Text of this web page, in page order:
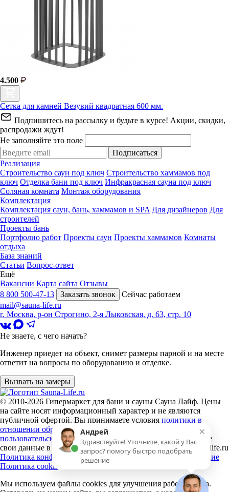
4.500
Сетка для камней Везувий квадратная 600 мм.
Подпишитесь на рассылку и будьте в курсе! Акции, скидки,
распродажи ждут!
Не заполняйте это поле
Подписаться
Реализация
Строительство саун под ключ Строительство хаммамов под
ключ Отделка бани под ключ Инфракрасная сауна под ключ
Соляная комната Монтаж оборудования
Комплектация
Комплектация саун, бань, хаммамов и SPA Для дизайнеров Для
строителей
Проекты бань
Портфолио работ Проекты саун Проекты хаммамов Комнаты
отдыха
База знаний
Статьи Вопрос-ответ
Ещё
Вакансии Карта сайта Отзывы
8 800 500-47-13
Заказать звонок
Сейчас работаем
mail@sauna-life.ru
г. Москва, р-он Строгино, 2-я Лыковская, д. 63, стр. 10
Не знаете, с чего начать?
Инженер приедет на объект, снимет размеры парной и на месте
ответит на вопросы по оборудованию и отделке.
Вызвать на замеры
© 2010-2026 Гипермаркет для бани и сауны Сауна Лайф. Цены
на сайте носят информационный характер и не являются
публичной офертой. Вы принимаете условия политики в
отношении обработки персональных данных
пользовательского соглашения
каждый раз, когда оставляете
свои данные в любой форме обратной связи на сайте sauna-life.ru
Политика конфиденциальности
Пользовательское соглашение
Политика cookie
Мы используем файлы cookies для улучшения работы сайта.
×
Андрей
Здравствуйте! Уточните, какой у Вас
запрос? помогу быстро подобрать
решение